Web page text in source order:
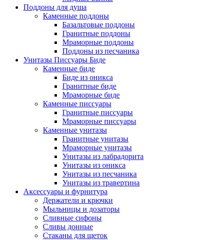
Поддоны для душа
Каменные поддоны
Базальтовые поддоны
Гранитные поддоны
Мраморные поддоны
Поддоны из песчаника
Унитазы Писсуары Биде
Каменные биде
Биде из оникса
Гранитные биде
Мраморные биде
Каменные писсуары
Гранитные писсуары
Мраморные писсуары
Каменные унитазы
Гранитные унитазы
Мраморные унитазы
Унитазы из лабрадорита
Унитазы из оникса
Унитазы из песчаника
Унитазы из травертина
Аксессуары и фурнитура
Держатели и крючки
Мыльницы и дозаторы
Сливные сифоны
Сливы донные
Стаканы для щеток